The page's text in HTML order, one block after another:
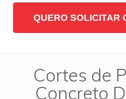
QUERO SOLICITAR
Cortes de
Concreto